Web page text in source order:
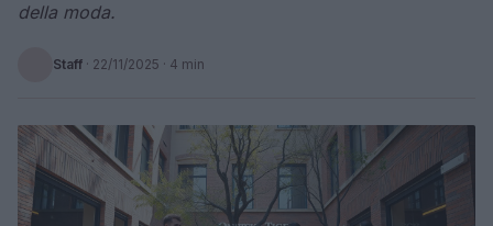
della moda.
Staff · 22/11/2025 · 4 min